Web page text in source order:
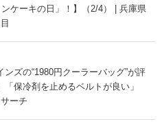
ンケーキの日」！】（2/4） | 兵庫県
ズの“1980円クーラーバッグ”が評
保冷剤を止めるベルトが良い」
ーチ